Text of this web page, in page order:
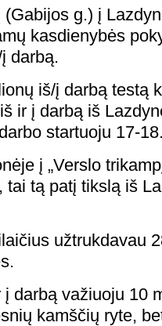
g.) į
kasdienybės
darbą.
iš/į darbą testą
ir į darbą iš
startuoju 17-
į „Verslo
tai tą patį tikslą iš
užtrukdavau
darbą važiuoju 10
kamščių ryte,